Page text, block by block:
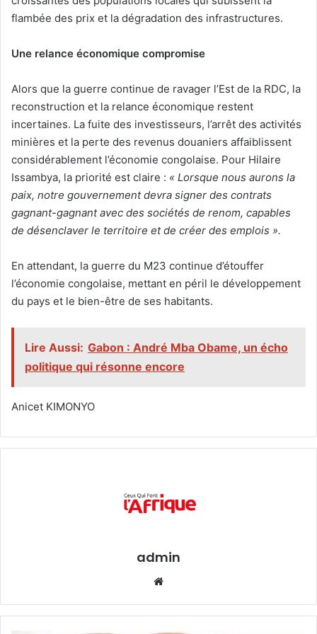
flambée des prix et la dégradation des infrastructures.
Une relance économique compromise
Alors que la guerre continue de ravager l’Est de la RDC, la
reconstruction et la relance économique restent
incertaines. La fuite des investisseurs, l’arrêt des activités
minières et la perte des revenus douaniers affaiblissent
considérablement l’économie congolaise. Pour Hilaire
Issambya, la priorité est claire : « Lorsque nous aurons la
paix, notre gouvernement devra signer des contrats
gagnant-gagnant avec des sociétés de renom, capables
de désenclaver le territoire et de créer des emplois ».
En attendant, la guerre du M23 continue d’étouffer
l’économie congolaise, mettant en péril le développement
du pays et le bien-être de ses habitants.
Lire Aussi: Gabon : André Mba Obame, un écho
politique qui résonne encore
Anicet KIMONYO
admin